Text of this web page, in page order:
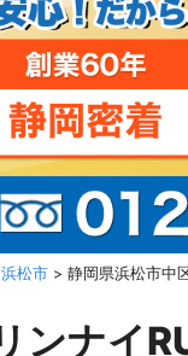
浜松市 > 静岡県浜松市中
ンナイ